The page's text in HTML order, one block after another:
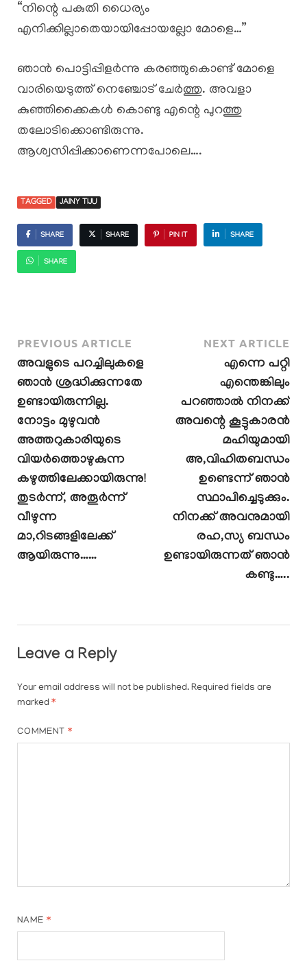
“നിന്റെ പകുതി ധൈര്യം
എനിക്കില്ലാതെയായിപ്പോയല്ലോ മോളെ…”
ഞാൻ പൊട്ടിപ്പിളർന്നു കരഞ്ഞുകൊണ്ട് മോളെ
വാരിയെടുത്ത് നെഞ്ചോട് ചേർത്തു. അവളാ
കുഞ്ഞിക്കൈകൾ കൊണ്ടു എന്റെ പുറത്തു
തലോടിക്കൊണ്ടിരുന്നു.
ആശ്വസിപ്പിക്കാണെന്നപോലെ….
TAGGED JAINY TIJU
SHARE SHARE PIN IT SHARE
SHARE
PREVIOUS ARTICLE
അവളുടെ പറച്ചിലുകളെ
ഞാൻ ശ്രദ്ധിക്കുന്നതേ
ഉണ്ടായിരുന്നില്ല.
നോട്ടം മുഴുവൻ
അത്തറുകാരിയുടെ
വിയർത്തൊഴുകുന്ന
കഴുത്തിലേക്കായിരുന്നു!
തുടർന്ന്, അതൂർന്ന്
വീഴുന്ന
മാ,റിടങ്ങളിലേക്ക്
ആയിരുന്നു……
NEXT ARTICLE
എന്നെ പറ്റി
എന്തെങ്കിലും
പറഞ്ഞാൽ നിനക്ക്
അവന്റെ കൂട്ടുകാരൻ
മഹിയുമായി
അ,വിഹിതബന്ധം
ഉണ്ടെന്ന് ഞാൻ
സ്ഥാപിച്ചെടുക്കും.
നിനക്ക് അവനുമായി
രഹ,സ്യ ബന്ധം
ഉണ്ടായിരുന്നത് ഞാൻ
കണ്ടു…..
Leave a Reply
Your email address will not be published. Required fields are
marked *
COMMENT*
NAME*